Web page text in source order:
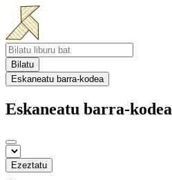
Bilatu
Eskaneatu barra-kodea
Eskaneatu barra-kodea
Ezeztatu